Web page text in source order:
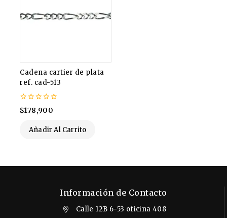
Cadena cartier de plata
ref. cad-513
0
de
$178,900
Añadir Al Carrito
Información de Contacto
Calle 12B 6-53 oficina 408